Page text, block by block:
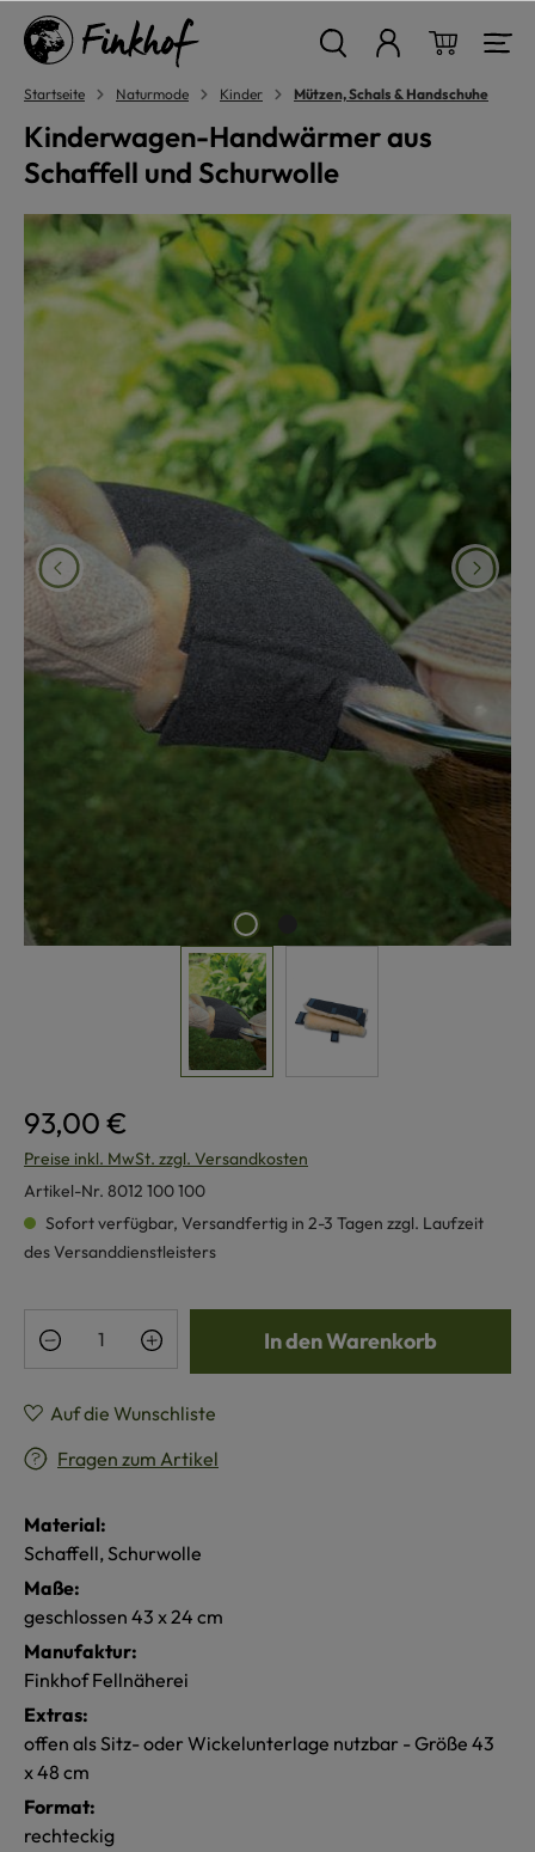
springen
Startseite Naturmode Kinder Mützen, Schals & Handschuhe
Kinderwagen-Handwärmer aus
Schaffell und Schurwolle
Bildergalerie überspringen
93,00 €
Preise inkl. MwSt. zzgl. Versandkosten
Artikel-Nr. 8012 100 100
Sofort verfügbar, Versandfertig in 2-3 Tagen zzgl. Laufzeit
des Versanddienstleisters
Produkt Anzahl: Gib den gewünschten
In den Warenkorb
Auf die Wunschliste
Fragen zum Artikel
Material:
Schaffell, Schurwolle
Maße:
geschlossen 43 x 24 cm
Manufaktur:
Finkhof Fellnäherei
Extras:
offen als Sitz- oder Wickelunterlage nutzbar - Größe 43
x 48 cm
Format:
rechteckig